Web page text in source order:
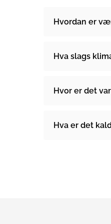
Hvordan er
Hva slags
Hvor er det
Hva er det